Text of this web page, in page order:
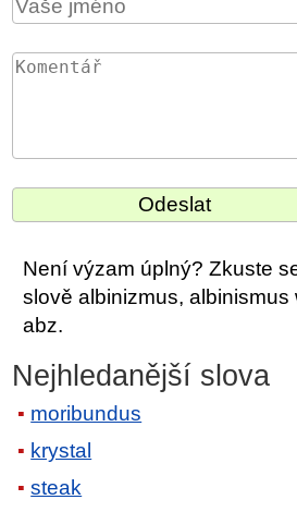
Není výzam úplný? Zkuste
slově albinizmus, albinismus
abz.
Nejhledanější slova
moribundus
krystal
steak